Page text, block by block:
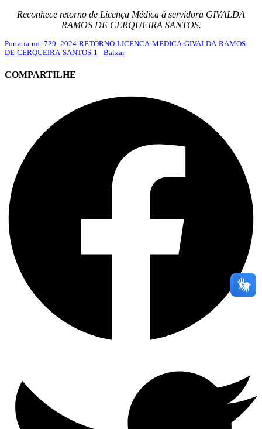
Reconhece retorno de Licença Médica à servidora GIVALDA
RAMOS DE CERQUEIRA SANTOS.
Portaria-no.-729_2024-RETORNO-LICENCA-MEDICA-GIVALDA-RAMOS-
DE-CERQUEIRA-SANTOS-1
Baixar
COMPARTILHE